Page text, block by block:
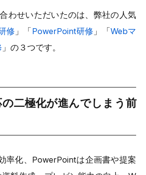
わせいただいたのは、弊社の人気
修 」「PowerPoint研修 」「Webマ
」の３つです。
二極化が進んでしまう前
率化、PowerPointは企画書や提案